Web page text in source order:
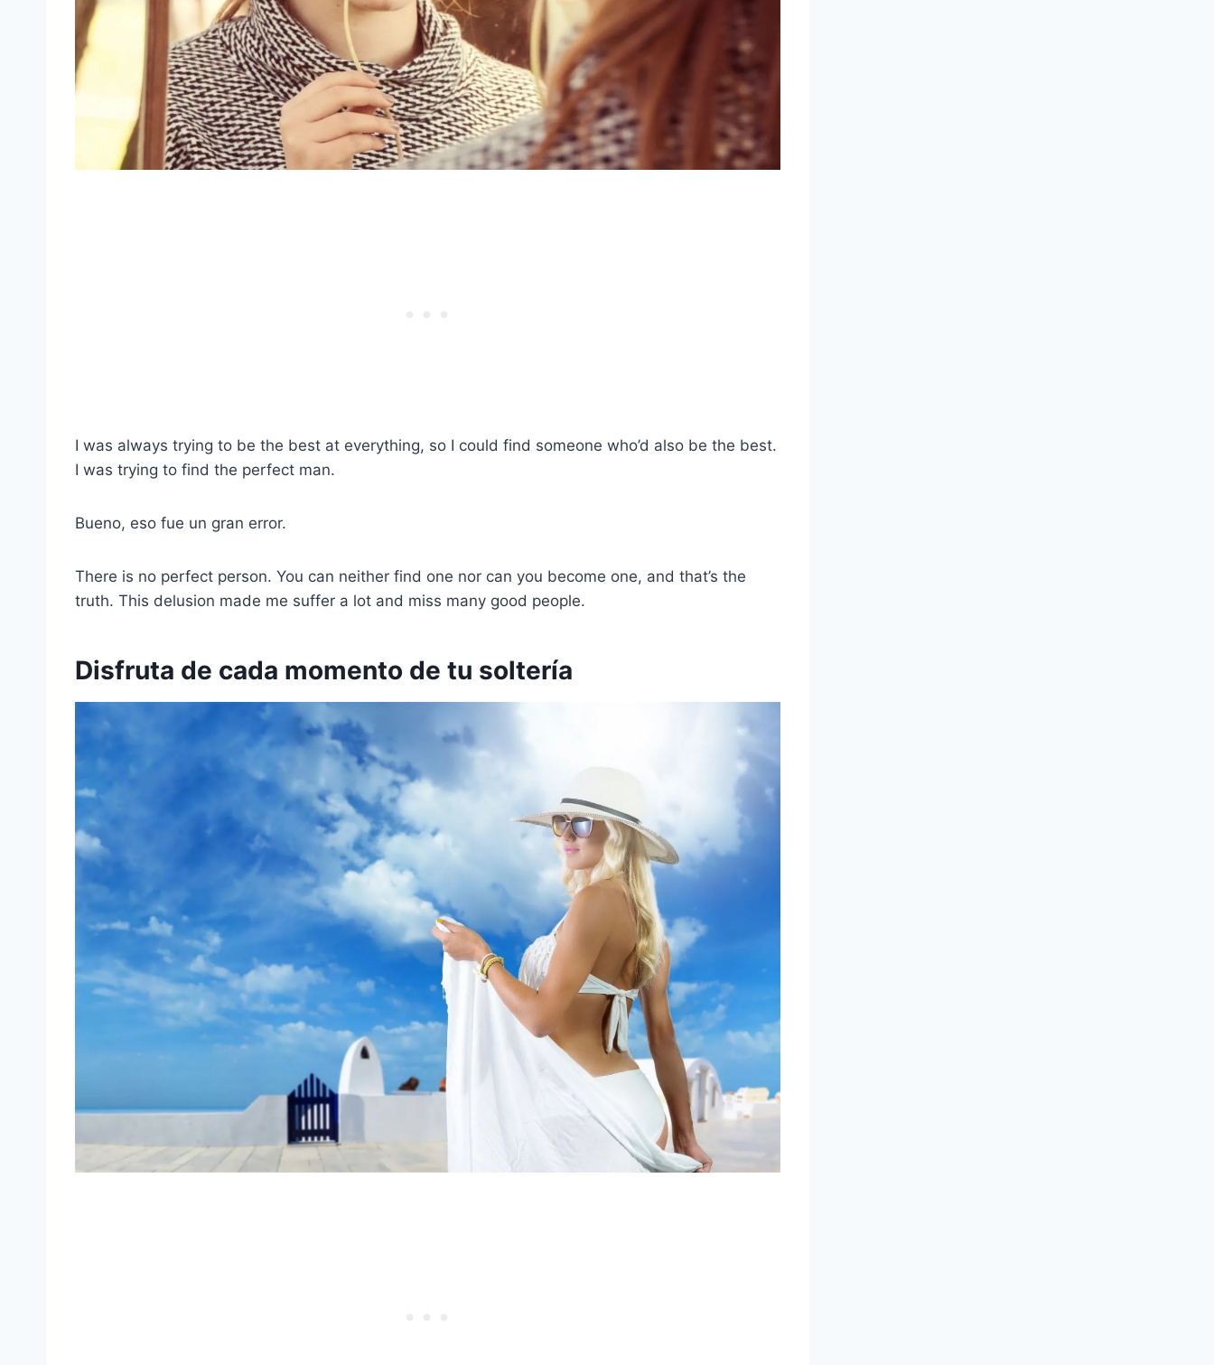
I was always trying to be the best at everything, so I could find someone who’d also be the best.
I was trying to find the perfect man.
Bueno, eso fue un gran error.
There is no perfect person. You can neither find one nor can you become one, and that’s the
truth. This delusion made me suffer a lot and miss many good people.
Disfruta de cada momento de tu soltería